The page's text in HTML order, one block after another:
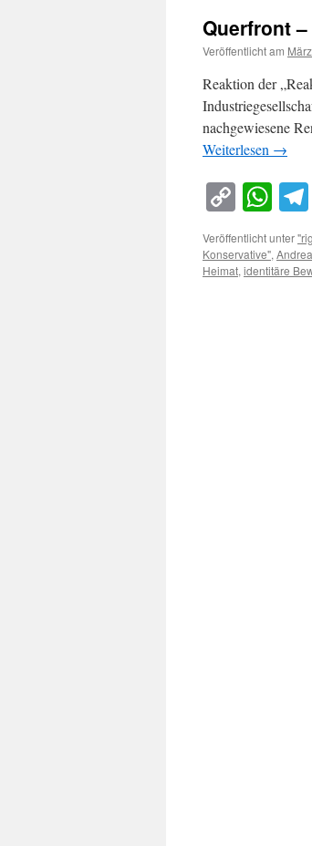
Querfront
Veröffentlicht am
Reaktion der
nachgewiesene
Weiterlesen →
Copy
Link
Veröffentlicht unter
Konservative",
Heimat,identitäre